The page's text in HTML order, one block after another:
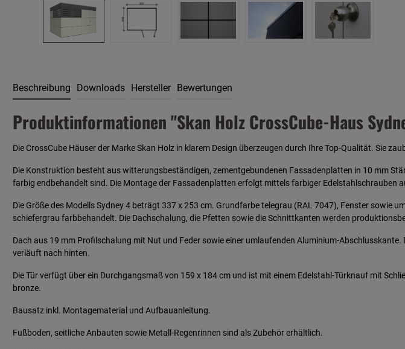
Beschreibung Downloads Hersteller Bewertungen
Produktinformationen "Skan Holz CrossCube-Haus
Die CrossCube Häuser der Marke Skan Holz in klarem Design überzeugen durch Ihre Top-Qualität. Sie
Die Konstruktion besteht aus witterungsbeständigen, zementgebundenen Fassadenplatten in 10 mm
farbig endbehandelt sind. Die Montage der Fassadenplatten erfolgt mittels farbiger Edelstahlschrauben
Die Größe des Modells Sydney 4 beträgt 337 x 253 cm. Grundfarbe telegrau (RAL 7047), Fenster sowie
schiefergrau farbbehandelt. Die Dachschalung, die Pfetten sowie die Schnittkanten werden
Dach aus 19 mm Profilschalung mit Nut und Feder sowie einer umlaufenden Aluminium-
verläuft nach hinten.
Die Tür verfügt über ein Durchgangsmaß von 159 x 184 cm und ist mit einem Edelstahl-Türknauf mit
bronze.
Bausatz inkl. Montagematerial und Aufbauanleitung.
Fußboden, seitliche Anbauten sowie Metall-Regenrinnen sind als Zubehör erhältlich.